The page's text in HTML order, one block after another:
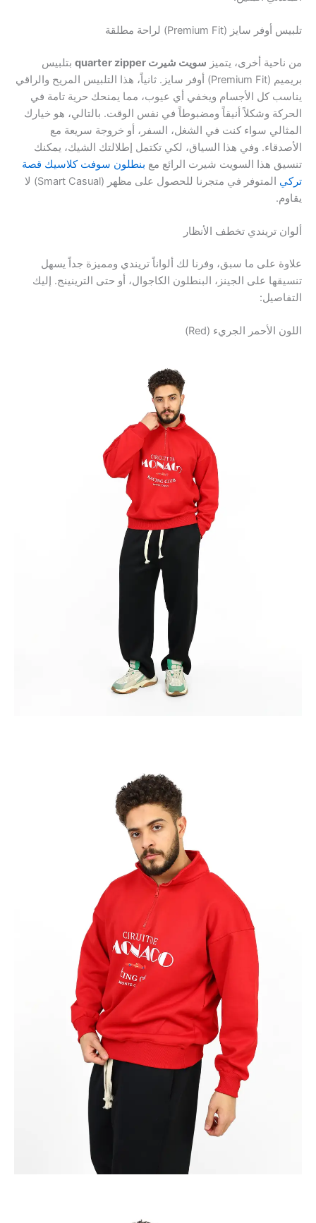
تلبيس أوفر سايز (Premium Fit) لراحة مطلقة
من ناحية أخرى، يتميز سويت شيرت quarter zipper
بتلبيس
بريميم (Premium Fit) أوفر سايز. ثانياً، هذا التلبيس المريح والراقي
يناسب كل الأجسام ويخفي أي عيوب، مما يمنحك حرية تامة في
الحركة وشكلاً أنيقاً ومضبوطاً في نفس الوقت. بالتالي، هو خيارك
المثالي سواء كنت في الشغل، السفر، أو خروجة سريعة مع
الأصدقاء. وفي هذا السياق، لكي تكتمل إطلالتك الشيك، يمكنك
تنسيق هذا السويت شيرت الرائع مع بنطلون سوفت كلاسيك قصة
تركي
المتوفر في متجرنا للحصول على مظهر (Smart Casual) لا
يقاوم.
ألوان تريندي تخطف الأنظار
علاوة على ما سبق، وفرنا لك ألواناً تريندي ومميزة جداً يسهل
تنسيقها على الجينز، البنطلون الكاجوال، أو حتى الترينينج. إليك
التفاصيل:
اللون الأحمر الجريء (Red)